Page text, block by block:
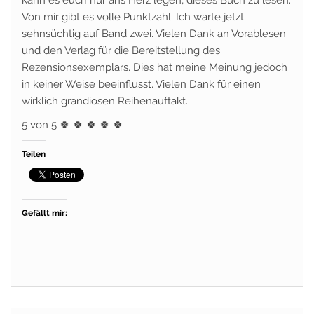
Von mir gibt es volle Punktzahl. Ich warte jetzt
sehnsüchtig auf Band zwei. Vielen Dank an Vorablesen
und den Verlag für die Bereitstellung des
Rezensionsexemplars. Dies hat meine Meinung jedoch
in keiner Weise beeinflusst. Vielen Dank für einen
wirklich grandiosen Reihenauftakt.
5 von 5 🍀 🍀 🍀 🍀 🍀
Teilen
Gefällt mir: